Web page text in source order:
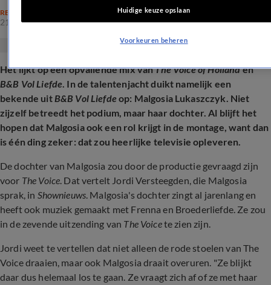
REALITY
21 jan 2026, 10:58
Het lijkt op een opvallende mix vanThe Voice of Hollanden
B&B Vol Liefde. In de talentenjacht duikt namelijk een
bekende uitB&B Vol Liefde op: Malgosia Lukaszczyk. Niet
zijzelf betreedt het podium, maar haar dochter. Al blijft het
hopen dat Malgosia ook een rol krijgt in de montage, want dan
is één ding zeker: dat zou heerlijke televisie opleveren.
De dochter van Malgosia zou door de productie gevraagd zijn
voor The Voice. Dat vertelt Jordi Versteegden, die Malgosia
sprak, in Shownieuws. Malgosia's dochter zingt al jarenlang en
heeft ook muziek gemaakt met Frenna en Broederliefde. Ze zou
in de zevende uitzending van The Voicete zien zijn.
Jordi weet te vertellen dat niet alleen de rode stoelen van The
Voice draaien, maar ook Malgosia draait overuren. "Ze blijkt
daar dus helemaal los te gaan. Ze vraagt zich af of ze met haar
Huidige keuze opslaan
Voorkeuren beheren